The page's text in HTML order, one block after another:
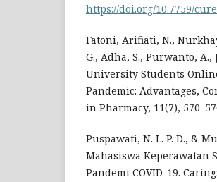
https://doi.org/10.7759/
Fatoni, Arifiati, N.,
G., Adha, S., Purwanto,
University Students
Pandemic: Advantages,
in Pharmacy, 11(7),
Puspawati, N. L. P. D., &
Mahasiswa Keperawatan
Pandemi COVID-19.